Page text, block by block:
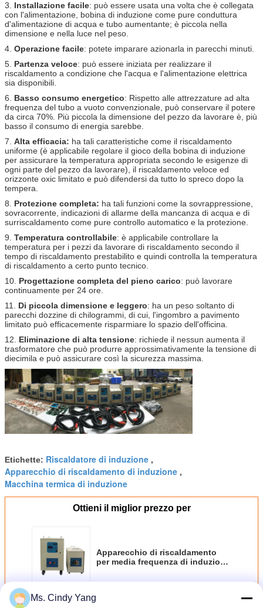
3. Installazione facile: può essere usata una volta che è collegata
con l'alimentazione, bobina di induzione come pure conduttura
d'alimentazione di acqua e tubo aumentante; è piccola nella
dimensione e nella luce nel peso.
4. Operazione facile: potete imparare azionarla in parecchi minuti.
5. Partenza veloce: può essere iniziata per realizzare il
riscaldamento a condizione che l'acqua e l'alimentazione elettrica
sia disponibili.
6. Basso consumo energetico: Rispetto alle attrezzature ad alta
frequenza del tubo a vuoto convenzionale, può conservare il potere
da circa 70%. Più piccola la dimensione del pezzo da lavorare è, più
basso il consumo di energia sarebbe.
7. Alta efficacia: ha tali caratteristiche come il riscaldamento
uniforme (è applicabile regolare il gioco della bobina di induzione
per assicurare la temperatura appropriata secondo le esigenze di
ogni parte del pezzo da lavorare), il riscaldamento veloce ed
orizzonte oxic limitato e può difendersi da tutto lo spreco dopo la
tempera.
8. Protezione completa: ha tali funzioni come la sovrappressione,
sovracorrente, indicazioni di allarme della mancanza di acqua e di
surriscaldamento come pure controllo automatico e la protezione.
9. Temperatura controllabile: è applicabile controllare la
temperatura per i pezzi da lavorare di riscaldamento secondo il
tempo di riscaldamento prestabilito e quindi controlla la temperatura
di riscaldamento a certo punto tecnico.
10. Progettazione completa del pieno carico: può lavorare
continuamente per 24 ore.
11. Di piccola dimensione e leggero: ha un peso soltanto di
parecchi dozzine di chilogrammi, di cui, l'ingombro a pavimento
limitato può efficacemente risparmiare lo spazio dell'officina.
12. Eliminazione di alta tensione: richiede il nessun aumenta il
trasformatore che può produrre approssimativamente la tensione di
diecimila e può assicurare così la sicurezza massima.
Etichette: Riscaldatore di induzione ,
Apparecchio di riscaldamento di induzione ,
Macchina termica di induzione
Ottieni il miglior prezzo per
Apparecchio di riscaldamento
per media frequenza di induzione
Ms. Cindy Yang